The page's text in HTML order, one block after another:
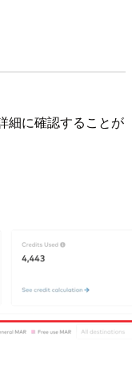
細に確認することが